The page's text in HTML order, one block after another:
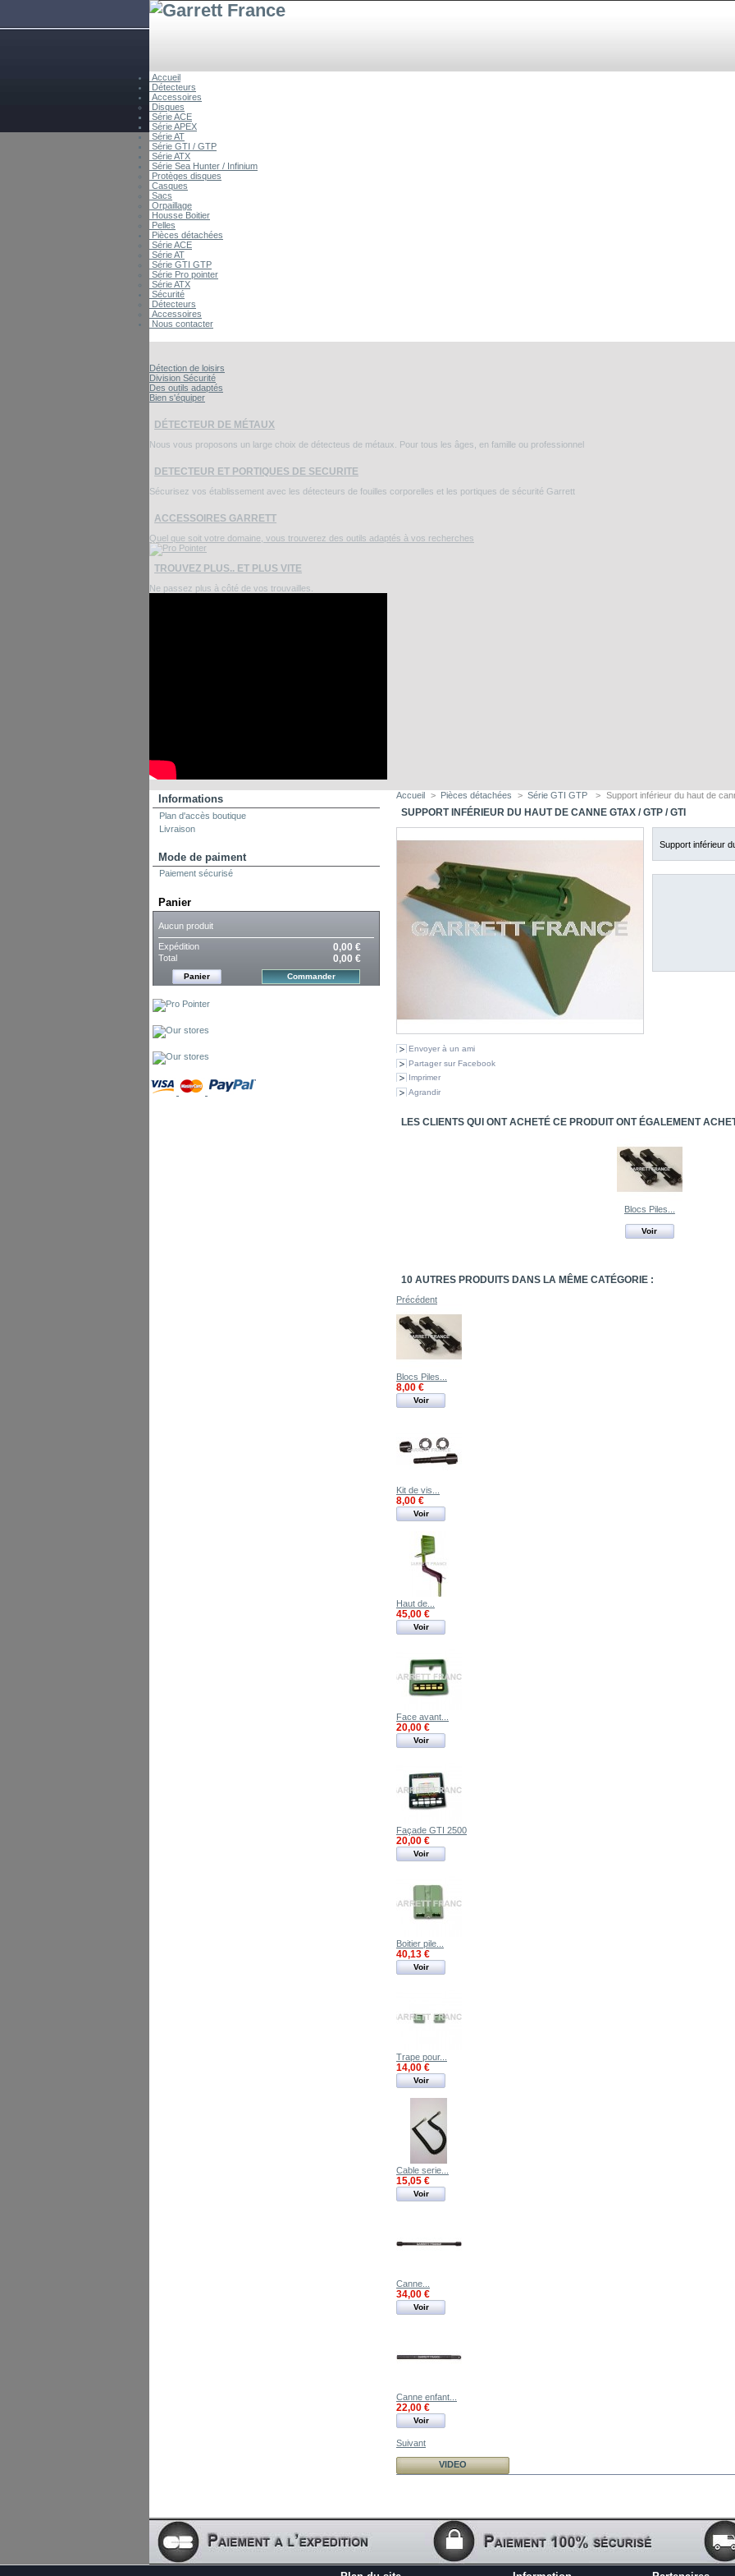
Accueil
Détecteurs
Accessoires
Disques
Série ACE
Série APEX
Série AT
Série GTI / GTP
Série ATX
Série Sea Hunter / Infinium
Protèges disques
Casques
Sacs
Orpaillage
Housse Boitier
Pelles
Pièces détachées
Série ACE
Série AT
Série GTI GTP
Série Pro pointer
Série ATX
Sécurité
Détecteurs
Accessoires
Nous contacter
Détection de loisirs
Division Sécurité
Des outils adaptés
Bien s'équiper
DÉTECTEUR DE MÉTAUX
Nous vous proposons un large choix de détecteus de métaux. Pour tous les âges, en famille ou professionnel
DETECTEUR ET PORTIQUES DE SECURITE
Sécurisez vos établissement avec les détecteurs de fouilles corporelles et les portiques de sécurité Garrett
ACCESSOIRES GARRETT
Quel que soit votre domaine, vous trouverez des outils adaptés à vos recherches
TROUVEZ PLUS.. ET PLUS VITE
Ne passez plus à côté de vos trouvailles.
Informations
Plan d'accès boutique
Livraison
Mode de paiment
Paiement sécurisé
Panier
Aucun produit
Expédition 0,00 €
Total 0,00 €
Panier Commander
Accueil > Pièces détachées > Série GTI GTP > Support inférieur du haut de
SUPPORT INFÉRIEUR DU HAUT DE CANNE GTAX / GTP / GTI
Envoyer à un ami
Partager sur Facebook
Imprimer
Agrandir
Support inférieur
LES CLIENTS QUI ONT ACHETÉ CE PRODUIT ONT ÉGALEMENT
Blocs Piles...
Voir
10 AUTRES PRODUITS DANS LA MÊME CATÉGORIE :
Précédent
Blocs Piles...
8,00 €
Voir
Kit de vis...
8,00 €
Voir
Haut de...
45,00 €
Voir
Face avant...
20,00 €
Voir
Façade GTI 2500
20,00 €
Voir
Boitier pile...
40,13 €
Voir
Trape pour...
14,00 €
Voir
Cable serie...
15,05 €
Voir
Canne...
34,00 €
Voir
Canne enfant...
22,00 €
Voir
Suivant
VIDEO